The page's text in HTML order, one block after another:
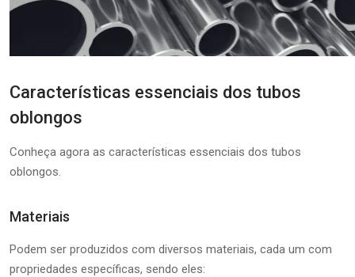
Características essenciais dos tubos
oblongos
Conheça agora as características essenciais dos tubos
oblongos.
Materiais
Podem ser produzidos com diversos materiais, cada um com
propriedades específicas, sendo eles: